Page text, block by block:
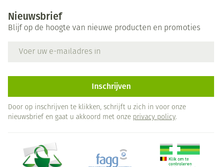
Nieuwsbrief
Blijf op de hoogte van nieuwe producten en promoties
Inschrijven
Door op inschrijven te klikken, schrijft u zich in voor onze
nieuwsbrief en gaat u akkoord met onze privacy policy.